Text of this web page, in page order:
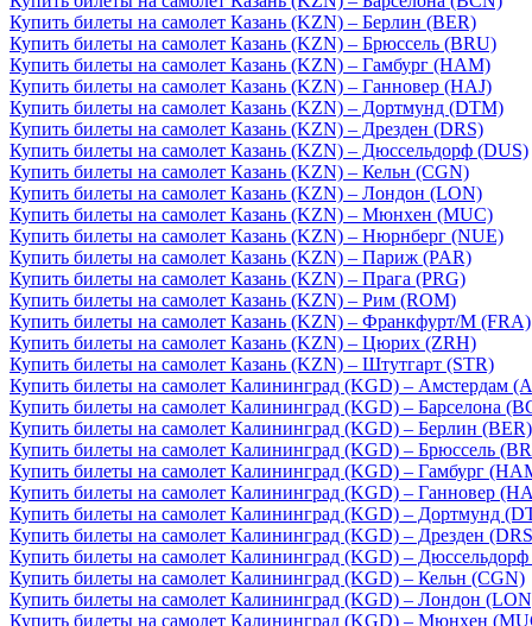
Купить билеты на самолет Казань (KZN) – Берлин (BER)
Купить билеты на самолет Казань (KZN) – Брюссель (BRU)
Купить билеты на самолет Казань (KZN) – Гамбург (HAM)
Купить билеты на самолет Казань (KZN) – Ганновер (HAJ)
Купить билеты на самолет Казань (KZN) – Дортмунд (DTM)
Купить билеты на самолет Казань (KZN) – Дрезден (DRS)
Купить билеты на самолет Казань (KZN) – Дюссельдорф (DUS)
Купить билеты на самолет Казань (KZN) – Кельн (CGN)
Купить билеты на самолет Казань (KZN) – Лондон (LON)
Купить билеты на самолет Казань (KZN) – Мюнхен (MUC)
Купить билеты на самолет Казань (KZN) – Нюрнберг (NUE)
Купить билеты на самолет Казань (KZN) – Париж (PAR)
Купить билеты на самолет Казань (KZN) – Прага (PRG)
Купить билеты на самолет Казань (KZN) – Рим (ROM)
Купить билеты на самолет Казань (KZN) – Франкфурт/М (FRA)
Купить билеты на самолет Казань (KZN) – Цюрих (ZRH)
Купить билеты на самолет Казань (KZN) – Штутгарт (STR)
Купить билеты на самолет Калининград (KGD) – Амстердам
Купить билеты на самолет Калининград (KGD) – Барселона
Купить билеты на самолет Калининград (KGD) – Берлин (BER)
Купить билеты на самолет Калининград (KGD) – Брюссель
Купить билеты на самолет Калининград (KGD) – Гамбург
Купить билеты на самолет Калининград (KGD) – Ганновер
Купить билеты на самолет Калининград (KGD) – Дортмунд
Купить билеты на самолет Калининград (KGD) – Дрезден
Купить билеты на самолет Калининград (KGD) –
Купить билеты на самолет Калининград (KGD) – Кельн (CGN)
Купить билеты на самолет Калининград (KGD) – Лондон
Купить билеты на самолет Калининград (KGD) – Мюнхен